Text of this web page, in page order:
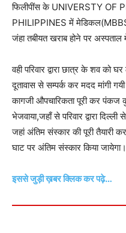
फिलीपींस के UNIVERSTY OF
PHILIPPINES में
जंहा तबीयत खराब होने पर अस्पताल
वहीपरिवार द्वारा छात्र के शव को
दूतावास से सम्पर्क कर मदद मांगी
कागजी औपचारिकता पूरी कर पंकज
भेजवाया,जहाँ से परिवार द्वारा दिल्ली
जहां अंतिम संस्कार की पूरी तैयारी
घाट पर अंतिम संस्कार किया जायेगा।
इससे जुड़ी ख़बर क्लिक कर पढ़े…